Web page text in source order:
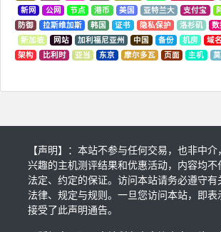
新网
公网 节点 港币 美国 亚特兰大 支付宝
防御
拉斯维加斯 韩国 证书 隐私保护 洛杉矶 数
新加坡
网站 加利福尼亚州 中国 备份 机房 域名
架构
比利时 亚当 东京 摩尔多瓦 页面 主机
【声明】：本站不参与任何交易，也非中
兴趣的主机测评结果和优惠活动，内容均不
法定、约定的保证。访问本站请务必遵守有
法律、规定与规则。一旦您访问本站，即表
接受了此声明通告。